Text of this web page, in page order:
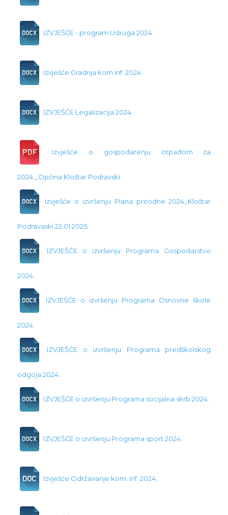
IZVJEŠĆE - program Udruga 2024.
Izvješće Gradnja kom.inf. 2024.
IZVJEŠĆE Legalizacija 2024.
Izvješće o gospodarenju otpadom za
2024._Općina Kloštar Podravski
Izvješće o izvršenju Plana prirodne 2024_Kloštar
Podravaski 22.01.2025.
IZVJEŠĆE o izvršenju Programa Gospodarstvo
2024.
IZVJEŠĆE o izvršenju Programa Osnovne škole
2024.
IZVJEŠĆE o izvršenju Programa predškolskog
odgoja 2024.
IZVJEŠĆE o izvršenju Programa socijalna skrb 2024.
IZVJEŠĆE o izvršenju Programa sport 2024.
Izvješće Održavanje kom. inf. 2024.